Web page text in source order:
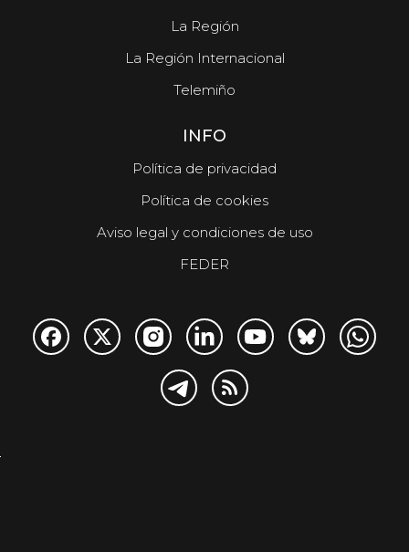
La Región
La Región Internacional
Telemiño
INFO
Política de privacidad
Política de cookies
Aviso legal y condiciones de uso
FEDER